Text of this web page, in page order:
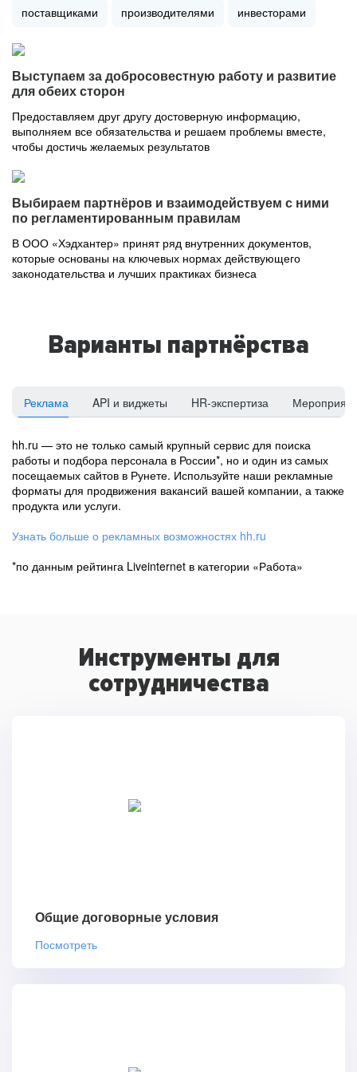
поставщиками производителями инвесторами
Выступаем за добросовестную работу и развитие
для обеих сторон
Предоставляем друг другу достоверную информацию,
выполняем все обязательства и решаем проблемы вместе,
чтобы достичь желаемых результатов
Выбираем партнёров и взаимодействуем с ними
по регламентированным правилам
В ООО «Хэдхантер» принят ряд внутренних документов,
которые основаны на ключевых нормах действующего
законодательства и лучших практиках бизнеса
Варианты партнёрства
Реклама API и виджеты HR-экспертиза
hh.ru — это не только самый крупный сервис для поиска
работы и подбора персонала в России*, но и один из самых
посещаемых сайтов в Рунете. Используйте наши рекламные
форматы для продвижения вакансий вашей компании, а также
продукта или услуги.
Узнать больше о рекламных возможностях hh.ru
*по данным рейтинга Liveinternet в категории «Работа»
Инструменты для
сотрудничества
Общие договорные условия
Посмотреть